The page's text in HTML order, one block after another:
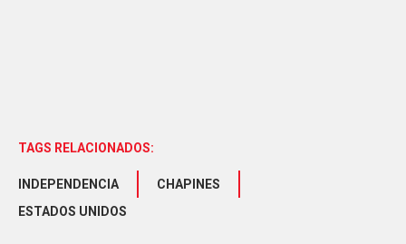
TAGS RELACIONADOS:
INDEPENDENCIA
CHAPINES
ESTADOS UNIDOS